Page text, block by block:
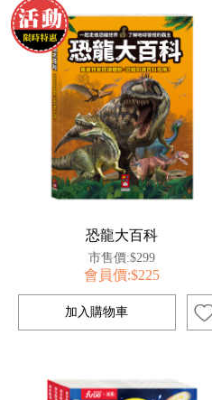
恐龍大百科
市售價:$299
會員價:$225